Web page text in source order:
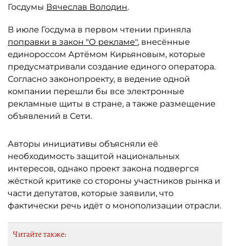
Госдумы Вячеслав Володин.
В июле Госдума в первом чтении приняла
поправки в закон "О рекламе", внесённые
единороссом Артёмом Кирьяновым, которые
предусматривали создание единого оператора.
Согласно законопроекту, в ведение одной
компании перешли бы все электронные
рекламные щиты в стране, а также размещение
объявлений в Сети.
Авторы инициативы объясняли её
необходимость защитой национальных
интересов, однако проект закона подвергся
жёсткой критике со стороны участников рынка и
части депутатов, которые заявили, что
фактически речь идёт о монополизации отрасли.
Читайте также: